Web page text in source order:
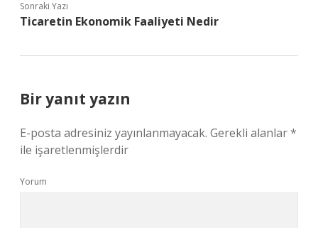
Sonraki Yazı
Ticaretin Ekonomik Faaliyeti Nedir
Bir yanıt yazın
E-posta adresiniz yayınlanmayacak. Gerekli alanlar*
ile işaretlenmişlerdir
Yorum